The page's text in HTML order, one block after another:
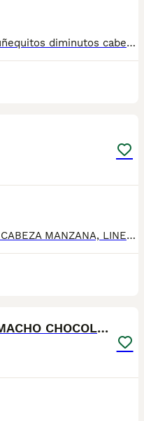
Parejita chihuahuas toy unos muñequitos diminutos cabecita manzana estan vacunados desparasitados todo al dia para mas información llámame al 615080706
DISPONEMOS DE CHIHUAHUAS CABEZA MANZANA, LINEA RUSA DE MUCHA VARIEDAD DE COLORES , BLUE, MERLE BLUE, ARLEQUIN , CHOCOLATE, LILAC, NEGRO FUEGO, MERLES, NARANJAS,
DISPONIBLE CHIHUAHUA MACHO CHOCOLATE